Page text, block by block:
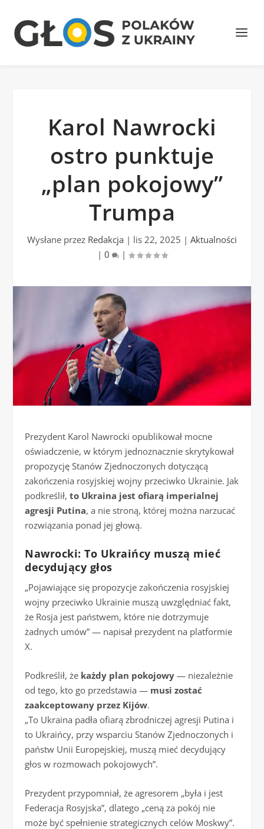
Karol Nawrocki
ostro punktuje
„plan pokojowy”
Trumpa
Wysłane przez Redakcja | lis 22, 2025 | Aktualności
| 0 |
Prezydent Karol Nawrocki opublikował mocne
oświadczenie, w którym jednoznacznie skrytykował
propozycję Stanów Zjednoczonych dotyczącą
zakończenia rosyjskiej wojny przeciwko Ukrainie. Jak
podkreślił,to Ukraina jest ofiarą imperialnej
agresji Putina, a nie stroną, której można narzucać
rozwiązania ponad jej głową.
Nawrocki: To Ukraińcy muszą mieć
decydujący głos
„Pojawiające się propozycje zakończenia rosyjskiej
wojny przeciwko Ukrainie muszą uwzględniać fakt,
że Rosja jest państwem, które nie dotrzymuje
żadnych umów” — napisał prezydent na platformie
X.
Podkreślił, że każdy plan pokojowy — niezależnie
od tego, kto go przedstawia — musi zostać
zaakceptowany przez Kijów.
„To Ukraina padła ofiarą zbrodniczej agresji Putina i
to Ukraińcy, przy wsparciu Stanów Zjednoczonych i
państw Unii Europejskiej, muszą mieć decydujący
głos w rozmowach pokojowych”.
Prezydent przypomniał, że agresorem „była i jest
Federacja Rosyjska”, dlatego „ceną za pokój nie
może być spełnienie strategicznych celów Moskwy”.